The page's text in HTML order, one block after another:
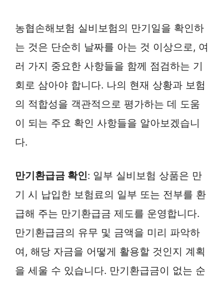
농협손해보험 실비보험의 만기일을 확인하
는 것은 단순히 날짜를 아는 것 이상으로, 여
러 가지 중요한 사항들을 함께 점검하는 기
회로 삼아야 합니다. 나의 현재 상황과 보험
의 적합성을 객관적으로 평가하는 데 도움
이 되는 주요 확인 사항들을 알아보겠습니
다.
만기환급금 확인: 일부 실비보험 상품은 만
기 시 납입한 보험료의 일부 또는 전부를 환
급해 주는 만기환급금 제도를 운영합니다.
만기환급금의 유무 및 금액을 미리 파악하
여, 해당 자금을 어떻게 활용할 것인지 계획
을 세울 수 있습니다. 만기환급금이 없는 순